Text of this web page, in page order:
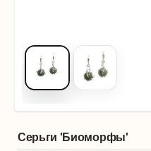
Серьги 'Биоморфы'